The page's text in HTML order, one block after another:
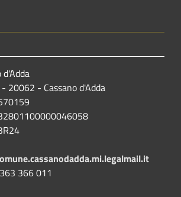
d'Adda
20062 - Cassano d'Adda
366 011